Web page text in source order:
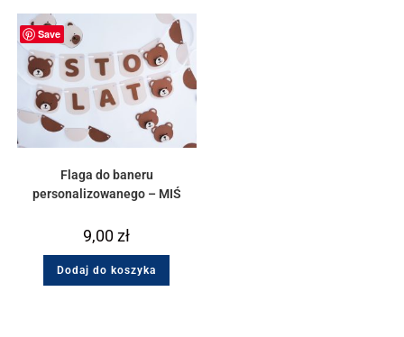
Save
Flaga do baneru
personalizowanego – MIŚ
9,00zł
Dodaj do koszyka